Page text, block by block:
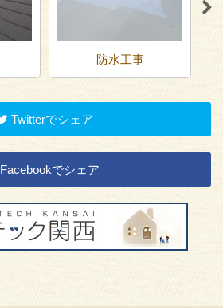
足場工事
Twitterでシェア
Facebookでシェア